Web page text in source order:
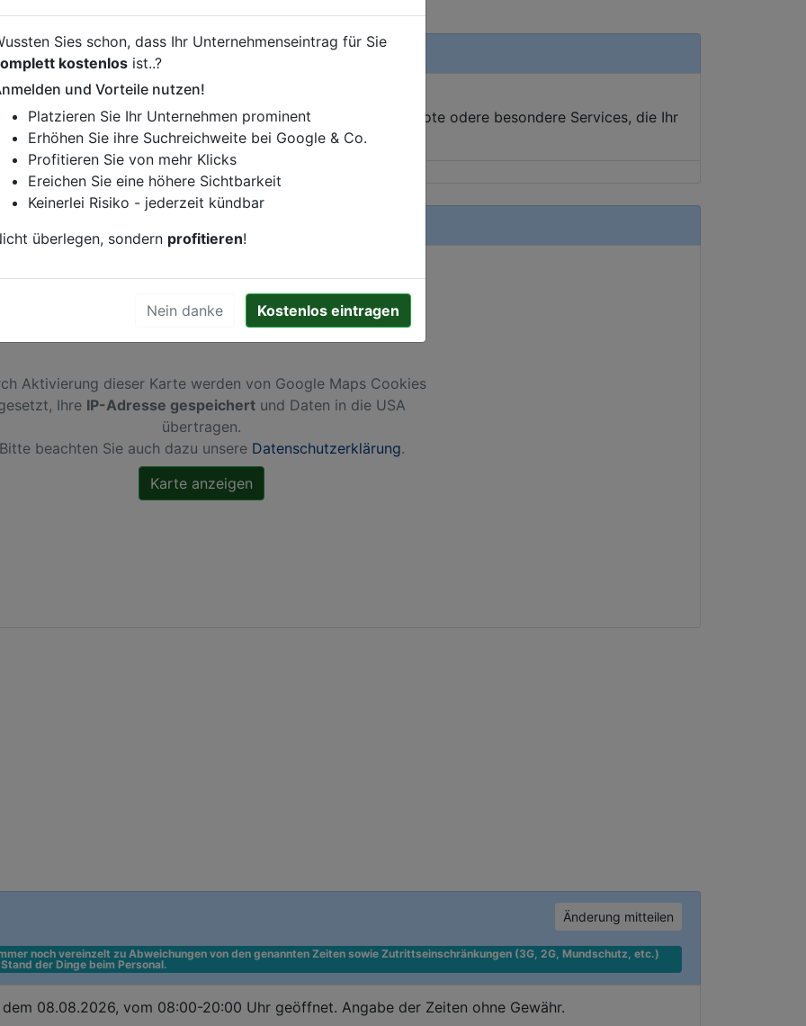
Änderung mitteilen
noch vereinzelt zu Abweichungen von den genannten Zeiten sowie Zutrittseinschränkungen (3G, 2G, Mundschutz, etc.)
der Dinge beim Personal.
08.08.2026, vom 08:00-20:00 Uhr geöffnet. Angabe der Zeiten ohne Gewähr.
oder andere relevante Informationen hinzufügen?
Gerne erweitern wir Ihren Firmeneintrag um Sonderangebote odere besondere Services, die Ihr
Ihren Wettbewerbern abheben.
Aktivierung dieser Karte werden von Google Maps Cookies
Ihre IP-Adresse gespeichert und Daten in die USA
übertragen.
Bitte beachten Sie auch dazu unsere Datenschutzerklärung.
Sies schon, dass Ihr Unternehmenseintrag für Sie
kostenlos ist..?
und Vorteile nutzen!
Platzieren Sie Ihr Unternehmen prominent
Erhöhen Sie ihre Suchreichweite bei Google & Co.
Profitieren Sie von mehr Klicks
Ereichen Sie eine höhere Sichtbarkeit
Keinerlei Risiko - jederzeit kündbar
überlegen, sondern profitieren!
Nein danke Kostenlos eintragen